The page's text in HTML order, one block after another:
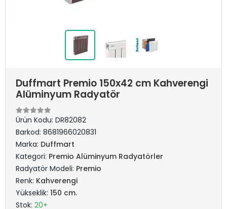
Duffmart Premio 150x42 cm Kahverengi
Alüminyum Radyatör
Ürün Kodu: DR82082
Barkod: 8681966020831
Marka: Duffmart
Kategori: Premio Alüminyum Radyatörler
Radyatör Modeli: Premio
Renk: Kahverengi
Yükseklik: 150 cm.
Stok: 20+